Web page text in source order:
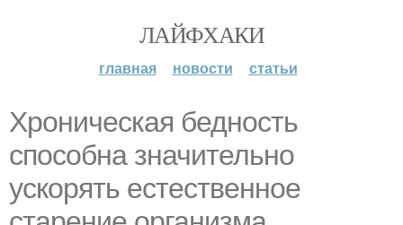
ЛАЙФХАКИ
главная новости статьи
Хроническая бедность
способна значительно
ускорять естественное